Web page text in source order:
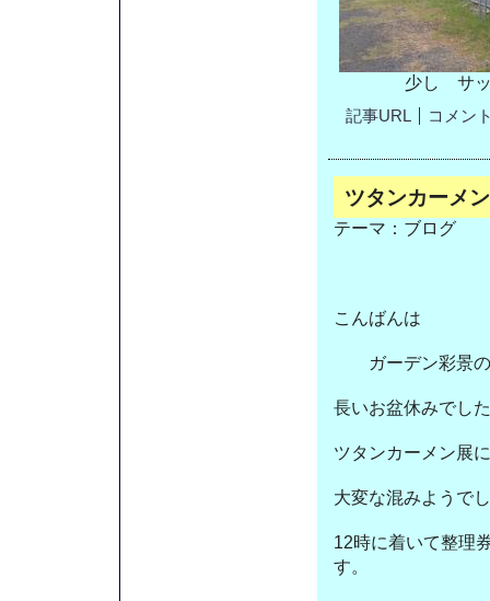
少し サッ
記事URL コメン
ツタンカーメ
テーマ： ブログ
こんばんは
ガーデン彩景の
長いお盆休みでし
ツタンカーメン展
大変な混みようで
12時に着いて整理
す。